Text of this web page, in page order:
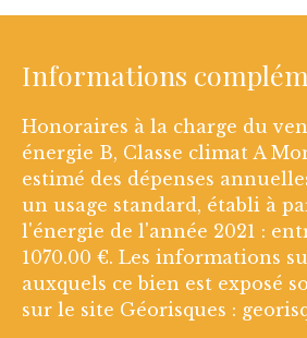
Informations
Honoraires à la charge du
énergie B, Classe climat A
estimé des dépenses
un usage standard, établi à
l'énergie de l'année 2021 :
1070.00 €. Les informations
auxquels ce bien est exposé
sur le site Géorisques :